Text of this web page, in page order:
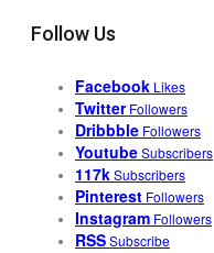
Follow Us
Facebook Likes
Twitter Followers
Dribbble Followers
YoutubeSubscribers
117kSubscribers
Pinterest Followers
Instagram Followers
RSSSubscribe